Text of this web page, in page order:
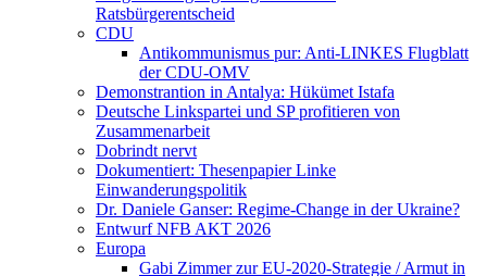
Ratsbürgerentscheid
CDU
Antikommunismus pur: Anti-LINKES Flugblatt
der CDU-OMV
Demonstrantion in Antalya: Hükümet Istafa
Deutsche Linkspartei und SP profitieren von
Zusammenarbeit
Dobrindt nervt
Dokumentiert: Thesenpapier Linke
Einwanderungspolitik
Dr. Daniele Ganser: Regime-Change in der Ukraine?
Entwurf NFB AKT 2026
Europa
Gabi Zimmer zur EU-2020-Strategie / Armut in